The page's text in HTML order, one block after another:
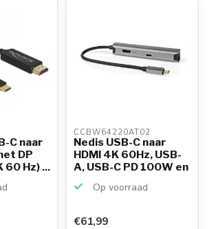
C naar
DP
60 Hz) ...
CCBW64220AT02
Nedis USB-C naar
HDMI 4K 60Hz, USB-
A, USB-C PD 100W en
Op voorraad
€61,99